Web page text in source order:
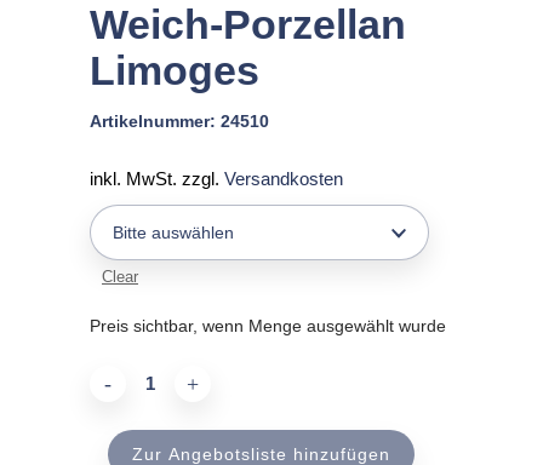
Weich-Porzellan
Limoges
Artikelnummer: 24510
inkl. MwSt. zzgl. Versandkosten
Clear
Preis sichtbar, wenn Menge ausgewählt wurde
Porzellan
Zur Angebotsliste hinzufügen